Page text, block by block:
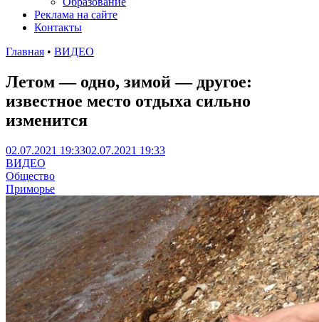
Реклама на сайте
Контакты
Главная • ВИДЕО
Летом — одно, зимой — другое:
известное место отдыха сильно
изменится
02.07.2021 19:3302.07.2021 19:33
ВИДЕО
Общество
Приморье